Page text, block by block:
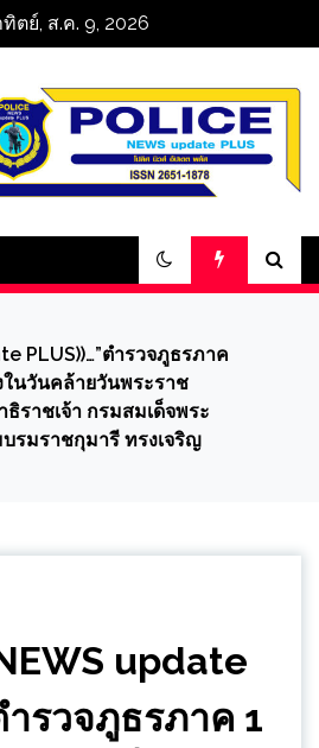
ตย์, ส.ค. 9, 2026
ดลี่ออนไลน์
PLUS))…”ตำรวจภูธรภาค
ในวันคล้ายวันพระราช
ราชเจ้า กรมสมเด็จพระ
รมราชกุมารี ทรงเจริญ
update
ำรวจภูธรภาค 1